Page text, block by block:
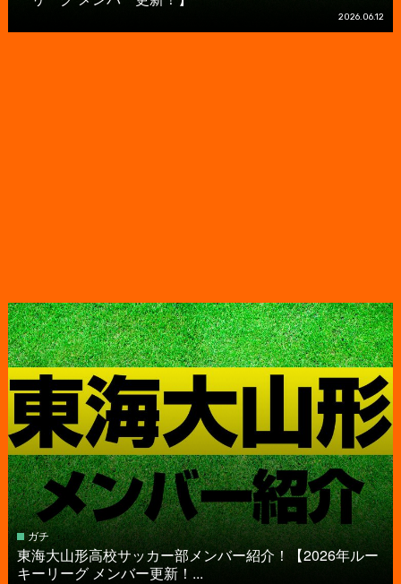
2026.06.12
ガチ
東海大山形高校サッカー部メンバー紹介！【2026年ルー
キーリーグ メンバー更新！...